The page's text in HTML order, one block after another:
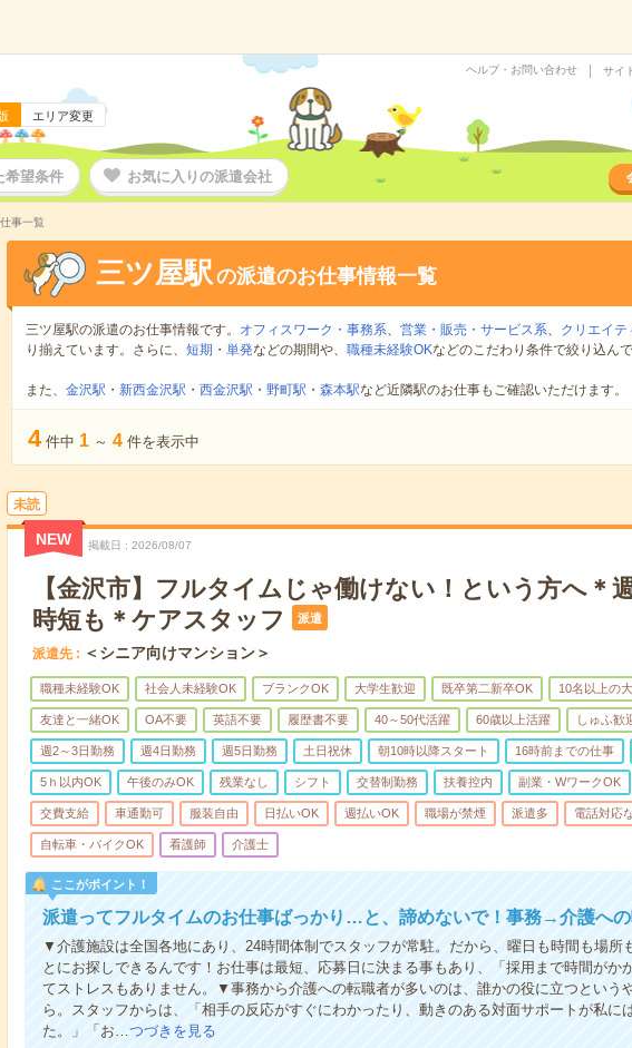
エリア変更
ヘルプ・お問い合わせ サイ
希望条件 お気に入りの派遣会社
事一覧
三ツ屋駅の派遣のお仕事情報一覧
三ツ屋駅の派遣のお仕事情報です。 オフィスワーク・事務系、 営業・販売・サービス系、 クリエイテ
り揃えています。さらに、 短期 ・ 単発などの期間や、 職種未経験OKなどのこだわり条件で絞り込んで
また、 金沢駅 ・ 新西金沢駅 ・ 西金沢駅 ・ 野町駅 ・ 森本駅など近隣駅のお仕事もご確認いただけます。
4 件中 1 ～ 4 件を表示中
未読
NEW 掲載日 2026/08/07
【金沢市】フルタイムじゃ働けない！という方へ＊
時短も＊ケアスタッフ
派遣
派遣先 ＜シニア向けマンション＞
職種未経験OK 社会人未経験OK ブランクOK 大学生歓迎 既卒第二新卒OK 10名以上の
友達と一緒OK OA不要 英語不要 履歴書不要 40～50代活躍 60歳以上活躍 しゅふ歓
週2～3日勤務 週4日勤務 週5日勤務 土日祝休 朝10時以降スタート 16時前までの仕事
5ｈ以内OK 午後のみOK 残業なし シフト 交替制勤務 扶養控内 副業・WワークOK
交費支給 車通勤可 服装自由 日払いOK 週払いOK 職場が禁煙 派遣多 電話対応
自転車・バイクOK 看護師 介護士
ここがポイント！
派遣ってフルタイムのお仕事ばっかり…と、諦めないで！事務→介護への
▼介護施設は全国各地にあり、24時間体制でスタッフが常駐。だから、曜日も時間も場所
とにお探しできるんです！お仕事は最短、応募日に決まる事もあり、「採用まで時間が
てストレスもありません。▼事務から介護への転職者が多いのは、誰かの役に立つという
ら。スタッフからは、「相手の反応がすぐにわかったり、動きのある対面サポートが私に
た。」「お…つづきを見る